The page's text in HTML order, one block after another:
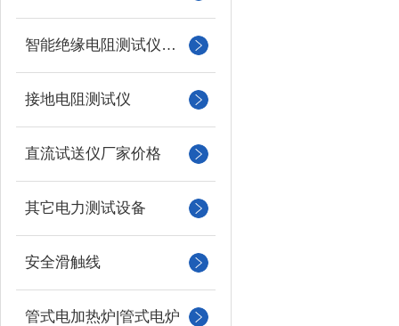
智能绝缘电阻测试仪（兆欧表）
接地电阻测试仪
直流试送仪厂家价格
其它电力测试设备
安全滑触线
管式电加热炉|管式电炉